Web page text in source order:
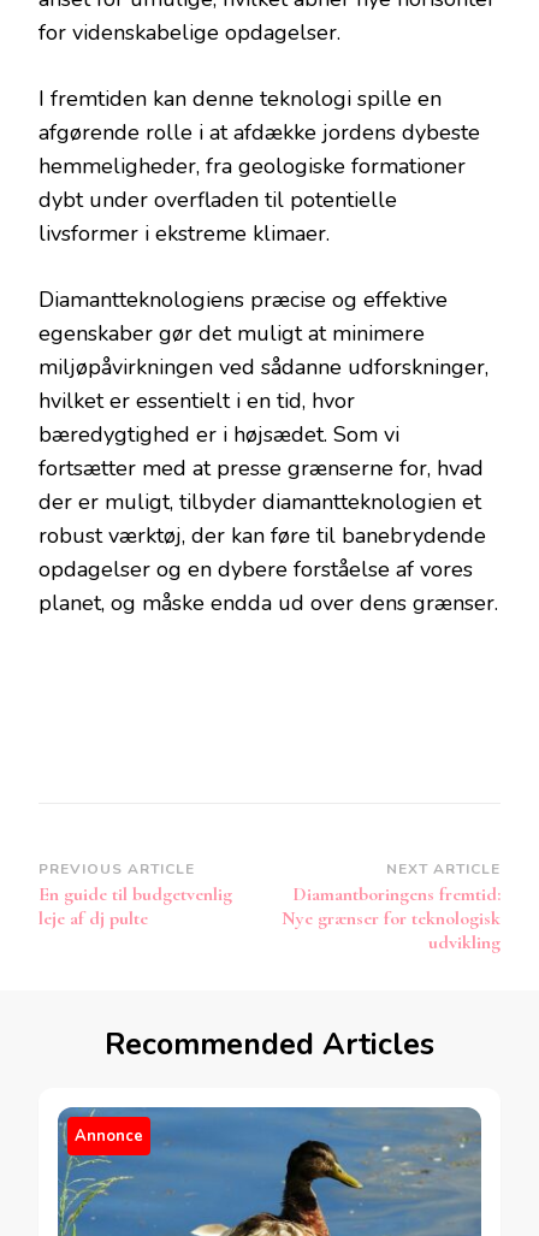
for videnskabelige opdagelser.
I fremtiden kan denne teknologi spille en
afgørende rolle i at afdække jordens dybeste
hemmeligheder, fra geologiske formationer
dybt under overfladen til potentielle
livsformer i ekstreme klimaer.
Diamantteknologiens præcise og effektive
egenskaber gør det muligt at minimere
miljøpåvirkningen ved sådanne udforskninger,
hvilket er essentielt i en tid, hvor
bæredygtighed er i højsædet. Som vi
fortsætter med at presse grænserne for, hvad
der er muligt, tilbyder diamantteknologien et
robust værktøj, der kan føre til banebrydende
opdagelser og en dybere forståelse af vores
planet, og måske endda ud over dens grænser.
Post
Navigation
PREVIOUS ARTICLE
En guide til budgetvenlig
leje af dj pulte
NEXT ARTICLE
Diamantboringens fremtid:
Nye grænser for teknologisk
udvikling
Recommended Articles
Annonce